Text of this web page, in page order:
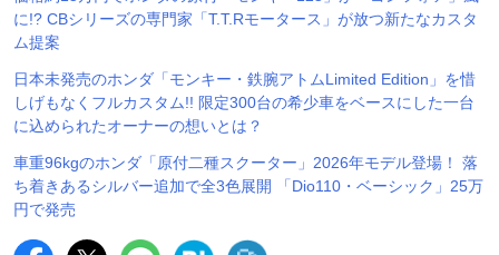
に!? CBシリーズの専門家「T.T.Rモータース」が放つ新たなカスタ
ム提案
日本未発売のホンダ「モンキー・鉄腕アトムLimited Edition」を惜
しげもなくフルカスタム!! 限定300台の希少車をベースにした一台
に込められたオーナーの想いとは？
車重96kgのホンダ「原付二種スクーター」2026年モデル登場！ 落
ち着きあるシルバー追加で全3色展開 「Dio110・ベーシック」25万
円で発売